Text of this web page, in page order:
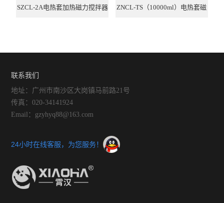
SZCL-2A电热套加热磁力搅拌器 ZNCL-TS（10000ml）电热套磁
联系我们
地址：广州市南沙区大岗镇马前路21号
传真：020-34141924
Email：gzyhyq88@163.com
24小时在线客服，为您服务！